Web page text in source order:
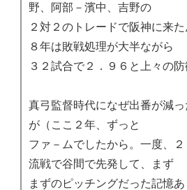
野、阿部－濱中、吉野の
２対２のトレードで阪神に来
８年は敗戦処理が大半ながら
３２試合で２．９６と上々の防
真弓監督時代になぜ出番が減
が（ここ２年、ずっと
ファ－ムでしたから。一度、
流戦で谷間で先発して、まず
まずのピッチングだった記憶あ